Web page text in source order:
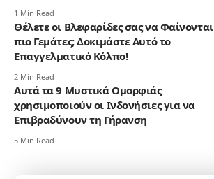
1 Min Read
Θέλετε οι Βλεφαρίδες σας να Φαίνονται
πιο Γεμάτες; Δοκιμάστε Αυτό το
Επαγγελματικό Κόλπο!
2 Min Read
Αυτά τα 9 Μυστικά Ομορφιάς
χρησιμοποιούν οι Ινδονήσιες για να
Επιβραδύνουν τη Γήρανση
5 Min Read